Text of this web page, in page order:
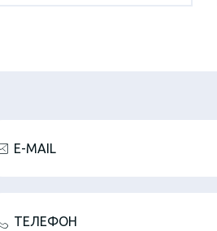
E-MAIL
ТЕЛЕФОН